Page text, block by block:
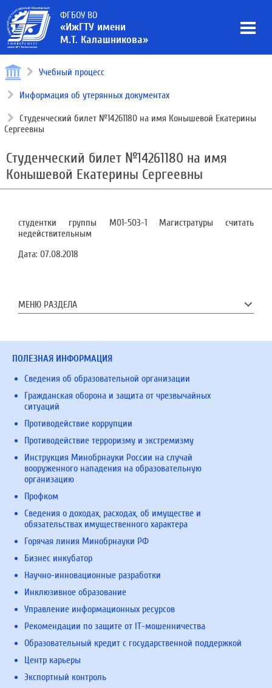
ФГБОУ ВО
«ИжГТУ имени
М.Т. Калашникова»
Учебный процесс
Информация об утерянных документах
Студенческий билет №14261180 на имя Конышевой Екатерины
Сергеевны
Студенческий билет №14261180 на имя
Конышевой Екатерины Сергеевны
студентки группы М01-503-1 Магистратуры считать
недействительным
Дата: 07.08.2018
МЕНЮ РАЗДЕЛА
ПОЛЕЗНАЯ ИНФОРМАЦИЯ
Сведения об образовательной организации
Гражданская оборона и защита от чрезвычайных
ситуаций
Противодействие коррупции
Противодействие терроризму и экстремизму
Инструкция Минобрнауки России на случай
вооруженного нападения на образовательную
организацию
Профком
Сведения о доходах, расходах, об имуществе и
обязательствах имущественного характера
Горячая линия Минобрнауки РФ
Бизнес инкубатор
Научно-инновационные разработки
Инклюзивное образование
Управление информационных ресурсов
Рекомендации по защите от IT-мошенничества
Образовательный кредит с государственной поддержкой
Центр карьеры
Экспортный контроль